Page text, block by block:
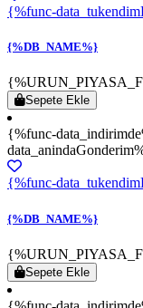
{%func-
{%DB_NAME%}
Sepete Ekle
{%func-
{%func-
{%DB_NAME%}
Sepete Ekle